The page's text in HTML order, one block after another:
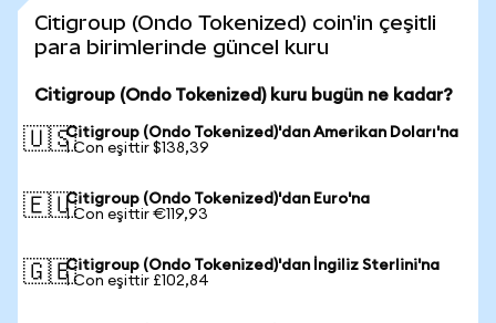
Citigroup (Ondo Tokenized) coin'in çeşitli
para birimlerinde güncel kuru
Citigroup (Ondo Tokenized) kuru bugün ne kadar?
🇺🇸Citigroup (Ondo Tokenized)'dan Amerikan Doları'na
1 Con eşittir $138,39
🇪🇺Citigroup (Ondo Tokenized)'dan Euro'na
1 Con eşittir €119,93
🇬🇧Citigroup (Ondo Tokenized)'dan İngiliz Sterlini'na
1 Con eşittir £102,84